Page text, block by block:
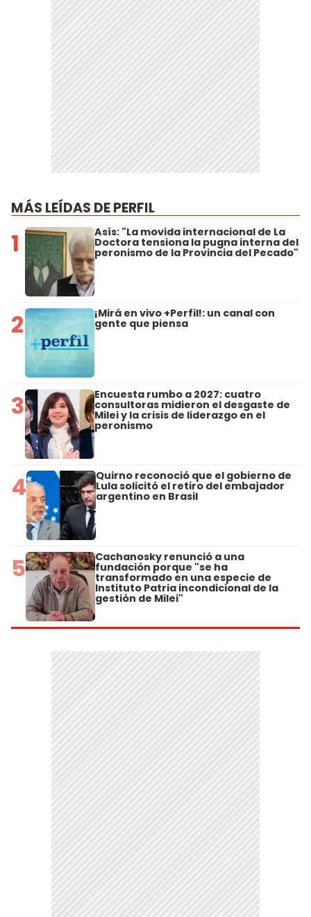
MÁS LEÍDAS DE PERFIL
1 Asís: "La movida internacional de La
Doctora tensiona la pugna interna del
peronismo de la Provincia del Pecado"
2 ¡Mirá en vivo +Perfil!: un canal con
gente que piensa
3 Encuesta rumbo a 2027: cuatro
consultoras midieron el desgaste de
Milei y la crisis de liderazgo en el
peronismo
4 Quirno reconoció que el gobierno de
Lula solicitó el retiro del embajador
argentino en Brasil
5 Cachanosky renunció a una
fundación porque "se ha
transformado en una especie de
Instituto Patria incondicional de la
gestión de Milei"